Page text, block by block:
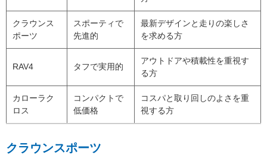
クラウンス
ポーツ
スポーティで
先進的
最新デザインと走りの楽しさ
を求める方
RAV4 タフで実用的
アウトドアや積載性を重視す
る方
カローラク
ロス
コンパクトで
低価格
コスパと取り回しのよさを重
視する方
クラウンスポーツ